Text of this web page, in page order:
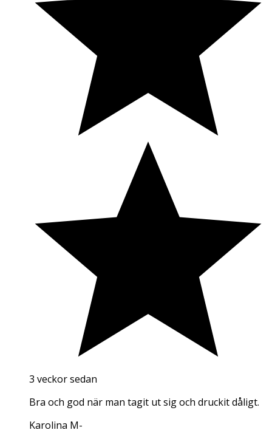
3 veckor sedan
Bra och god när man tagit ut sig och druckit dåligt.
Karolina M-